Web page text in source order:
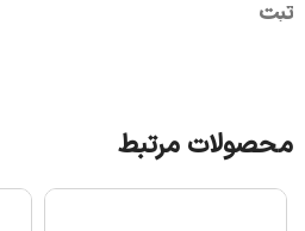
محصولات مرتبط